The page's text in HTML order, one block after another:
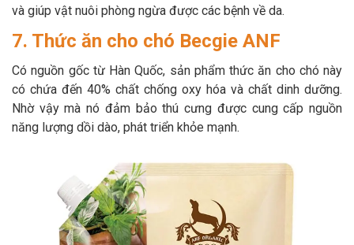
và giúp vật nuôi phòng ngừa được các bệnh về da.
7. Thức ăn cho chó Becgie ANF
Có nguồn gốc từ Hàn Quốc, sản phẩm thức ăn cho chó này
có chứa đến 40% chất chống oxy hóa và chất dinh dưỡng.
Nhờ vậy mà nó đảm bảo thú cưng được cung cấp nguồn
năng lượng dồi dào, phát triển khỏe mạnh.